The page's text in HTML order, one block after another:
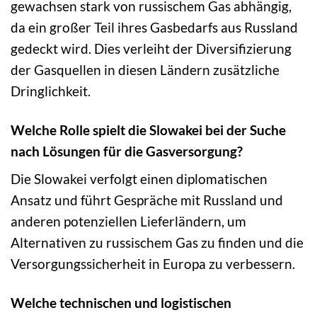
gewachsen stark von russischem Gas abhängig,
da ein großer Teil ihres Gasbedarfs aus Russland
gedeckt wird. Dies verleiht der Diversifizierung
der Gasquellen in diesen Ländern zusätzliche
Dringlichkeit.
Welche Rolle spielt die Slowakei bei der Suche
nach Lösungen für die Gasversorgung?
Die Slowakei verfolgt einen diplomatischen
Ansatz und führt Gespräche mit Russland und
anderen potenziellen Lieferländern, um
Alternativen zu russischem Gas zu finden und die
Versorgungssicherheit in Europa zu verbessern.
Welche technischen und logistischen